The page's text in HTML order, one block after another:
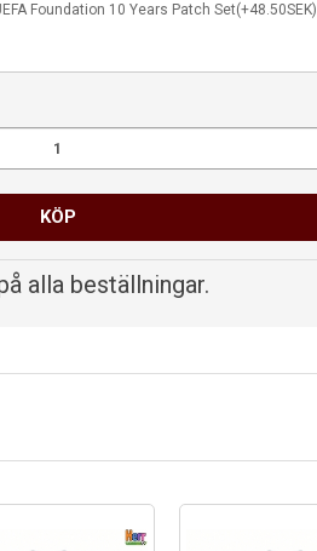
Foundation 10 Years Patch Set(+48.50SEK)
KÖP
alla beställningar.